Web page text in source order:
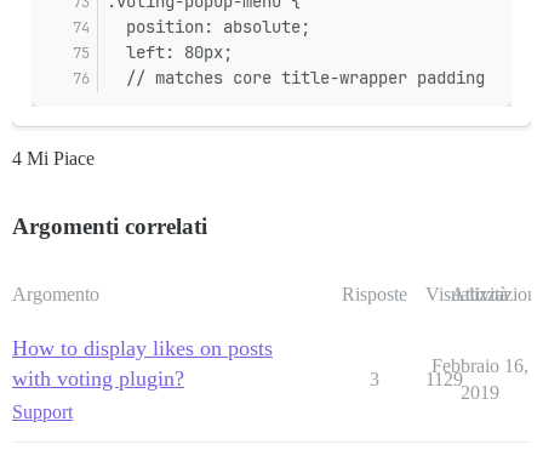
  position: absolute;
  left: 80px;
  // matches core title-wrapper padding
4 Mi Piace
Argomenti correlati
Argomento Risposte Visualizzazioni
Attività
How to display likes on posts
with voting plugin?
Support
3 1129
Febbraio 16,
2019